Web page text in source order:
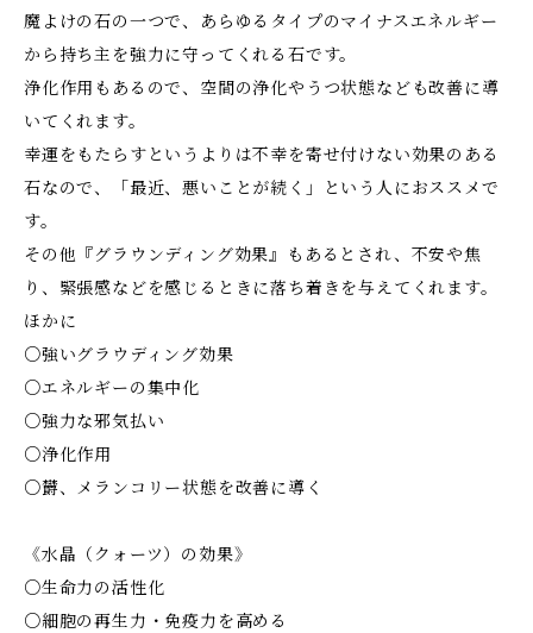
魔よけの石の一つで、あらゆるタイプのマイナスエネルギー
から持ち主を強力に守ってくれる石です。
浄化作用もあるので、空間の浄化やうつ状態なども改善に導
いてくれます。
幸運をもたらすというよりは不幸を寄せ付けない効果のある
石なので、「最近、悪いことが続く」という人におススメで
す。
その他『グラウンディング効果』もあるとされ、不安や焦
り、緊張感などを感じるときに落ち着きを与えてくれます。
ほかに
○強いグラウディング効果
○エネルギーの集中化
○強力な邪気払い
○浄化作用
○欝、メランコリー状態を改善に導く
《水晶（クォーツ）の効果》
○生命力の活性化
○細胞の再生力・免疫力を高める